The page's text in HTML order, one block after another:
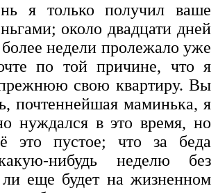
я только получил ваше
около двадцати дней
недели пролежало уже
по той причине, что я
свою квартиру. Вы
почтеннейшая маминька, я
нуждался в это время, но
это пустое; что за беда
нибудь неделю без
ли еще будет на жизненном